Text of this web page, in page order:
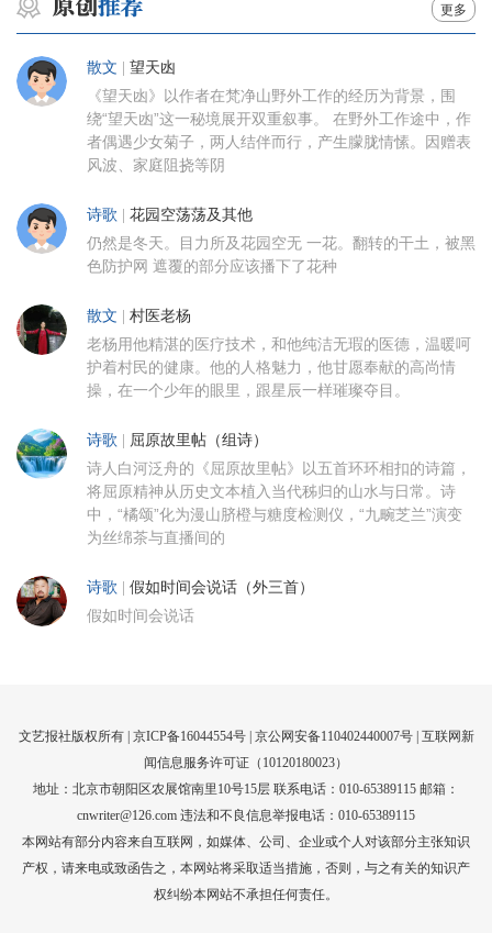
更多
散文 望天凼
《望天凼》以作者在梵净山野外工作的经历为背景，围
绕“望天凼”这一秘境展开双重叙事。 在野外工作途中，作
者偶遇少女菊子，两人结伴而行，产生朦胧情愫。因赠表
风波、家庭阻挠等阴
诗歌 花园空荡荡及其他
仍然是冬天。目力所及花园空无 一花。翻转的干土，被黑
色防护网 遮覆的部分应该播下了花种
散文 村医老杨
老杨用他精湛的医疗技术，和他纯洁无瑕的医德，温暖呵
护着村民的健康。他的人格魅力，他甘愿奉献的高尚情
操，在一个少年的眼里，跟星辰一样璀璨夺目。
诗歌 屈原故里帖（组诗）
诗人白河泛舟的《屈原故里帖》以五首环环相扣的诗篇，
将屈原精神从历史文本植入当代秭归的山水与日常。诗
中，“橘颂”化为漫山脐橙与糖度检测仪，“九畹芝兰”演变
为丝绵茶与直播间的
诗歌 假如时间会说话（外三首）
假如时间会说话
文艺报社版权所有 | 京ICP备16044554号| 京公网安备110402440007号 | 互联网新
闻信息服务许可证（10120180023）
地址：北京市朝阳区农展馆南里10号15层 联系电话：010-65389115 邮箱：
cnwriter@126.com 违法和不良信息举报电话：010-65389115
本网站有部分内容来自互联网，如媒体、公司、企业或个人对该部分主张知识
产权，请来电或致函告之，本网站将采取适当措施，否则，与之有关的知识产
权纠纷本网站不承担任何责任。